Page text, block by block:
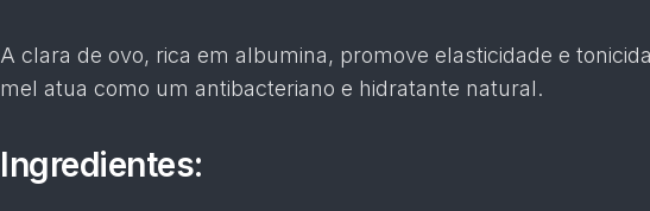
A clara de ovo, rica em albumina, promove elasticidade e
mel atua como um antibacteriano e hidratante natural.
Ingredientes: